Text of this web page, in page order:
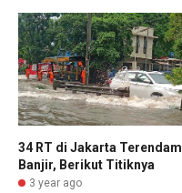
34 RT di Jakarta Terendam
Banjir, Berikut Titiknya
3 year ago